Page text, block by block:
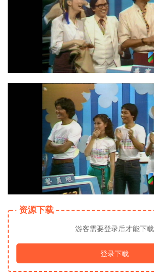
资源下载
游客需要登录后才能下载
登录下载